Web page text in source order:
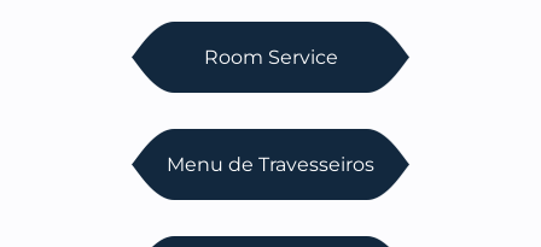
Room Service
Menu de Travesseiros